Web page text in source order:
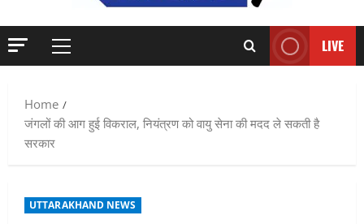
Primary
LIVE
Home
जंगलों की आग हुई विकराल, नियंत्रण को वायु सेना की मदद ले सकती है
सरकार
UTTARAKHAND NEWS